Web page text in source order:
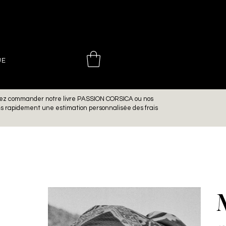
notre livre PASSION CORSICA ou nos
rapidement une estimation personnalisée des frais